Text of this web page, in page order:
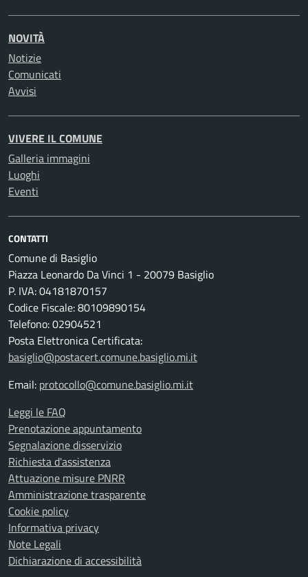
NOVITÀ
Notizie
Comunicati
Avvisi
VIVERE IL COMUNE
Galleria immagini
Luoghi
Eventi
CONTATTI
Comune di Basiglio
Piazza Leonardo Da Vinci 1 - 20079 Basiglio
P. IVA: 04181870157
Codice Fiscale: 80109890154
Telefono: 02904521
Posta Elettronica Certificata:
basiglio@postacert.comune.basiglio.mi.it
Email: protocollo@comune.basiglio.mi.it
Leggi le FAQ
Prenotazione appuntamento
Segnalazione disservizio
Richiesta d'assistenza
Attuazione misure PNRR
Amministrazione trasparente
Cookie policy
Informativa privacy
Note Legali
Dichiarazione di accessibilità